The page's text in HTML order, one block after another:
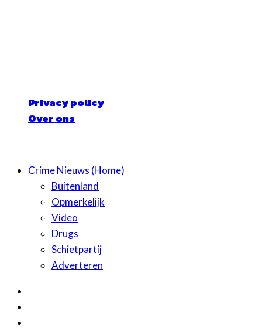
Privacy policy
Over ons
Crime Nieuws (Home)
Buitenland
Opmerkelijk
Video
Drugs
Schietpartij
Adverteren